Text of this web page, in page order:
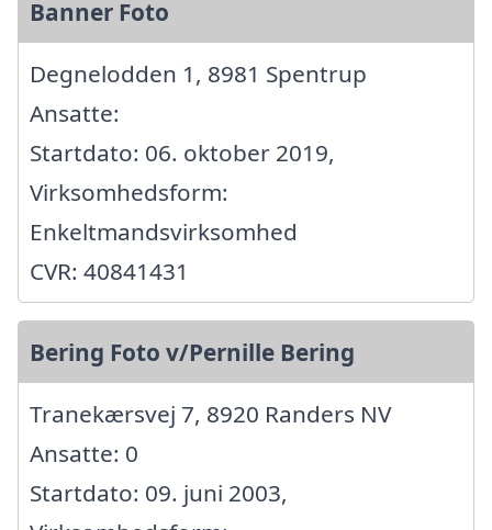
Banner Foto
Degnelodden 1, 8981 Spentrup
Ansatte:
Startdato: 06. oktober 2019,
Virksomhedsform:
Enkeltmandsvirksomhed
CVR: 40841431
Bering Foto v/Pernille Bering
Tranekærsvej 7, 8920 Randers NV
Ansatte: 0
Startdato: 09. juni 2003,